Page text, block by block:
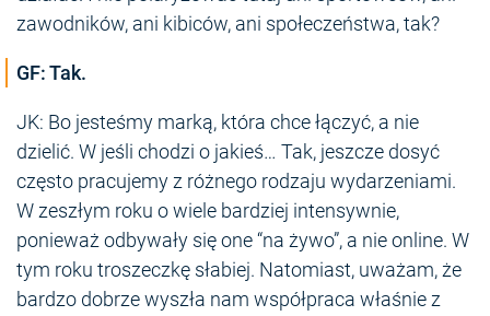
zawodników, ani kibiców, ani społeczeństwa, tak?
GF: Tak.
JK: Bo jesteśmy marką, która chce łączyć, a nie
dzielić. W jeśli chodzi o jakieś… Tak, jeszcze dosyć
często pracujemy z różnego rodzaju wydarzeniami.
W zeszłym roku o wiele bardziej intensywnie,
ponieważ odbywały się one “na żywo”, a nie online. W
tym roku troszeczkę słabiej. Natomiast, uważam, że
bardzo dobrze wyszła nam współpraca właśnie z